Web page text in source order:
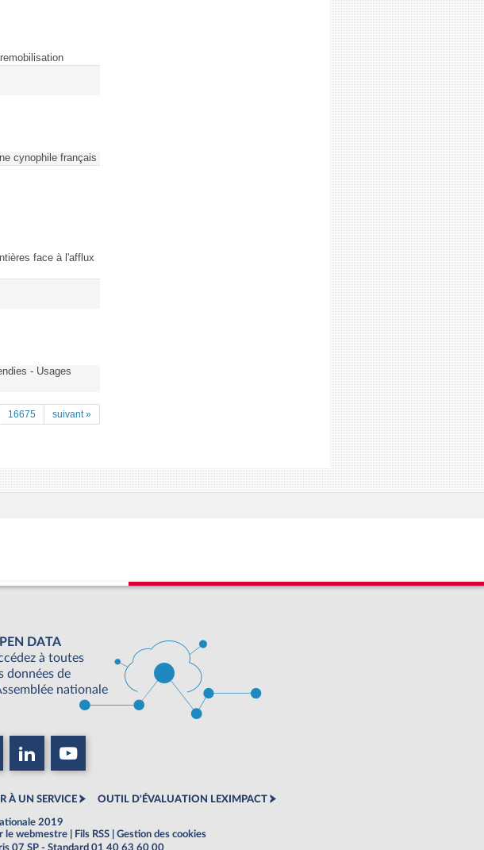
cynophile français
face à l'afflux
- Usages
16675 suivant »
DATA
à toutes
données de
nationale
À UN SERVICE OUTIL D'ÉVALUATION LEXIMPACT
2019
le webmestre Fils RSS
Gestion des cookies
07 SP - Standard 01 40 63 60 00